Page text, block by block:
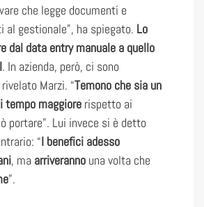
che legge documenti e
gestionale”, ha spiegato. Lo
dal data entry manuale a quello
. In azienda, però, ci sono
Marzi. “Temono che sia un
tempo maggiore rispetto ai
portare”. Lui invece si è detto
“I benefici adesso
, ma arriveranno una volta che
”.